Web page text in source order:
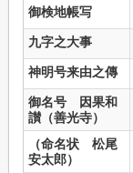
御検地帳写
九字之大事
神明号来由之傳
御名号 因果和
讃（善光寺）
（命名状 松尾
安太郎）